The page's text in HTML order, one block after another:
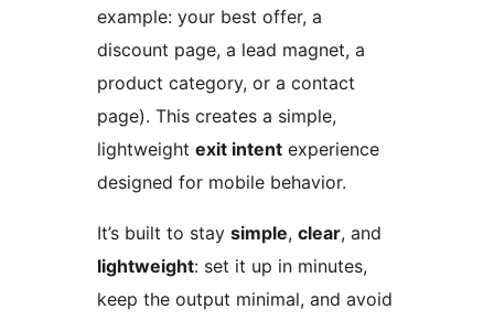
example: your best offer, a
discount page, a lead magnet, a
product category, or a contact
page). This creates a simple,
lightweight exit intent experience
designed for mobile behavior.
It’s built to stay simple, clear, and
lightweight: set it up in minutes,
keep the output minimal, and avoid